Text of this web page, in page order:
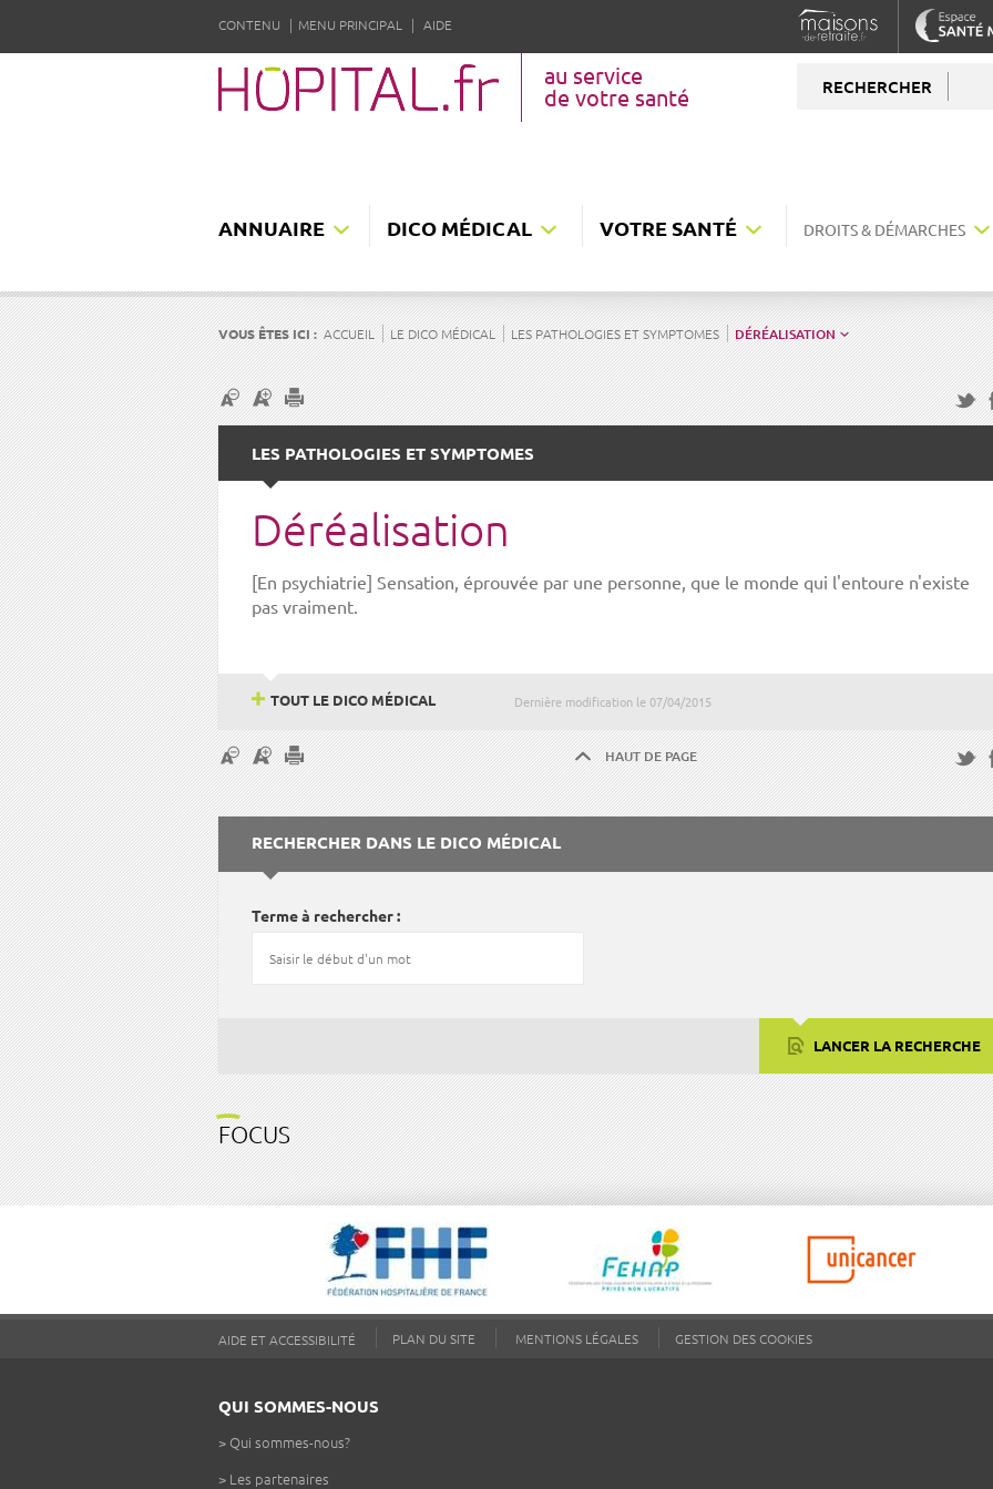
CONTENU MENU PRINCIPAL AIDE
au service
de votre santé
RECHERCHER
ANNUAIRE DICO MÉDICAL VOTRE SANTÉ DROITS & DÉMARCHES
VOUS ÊTES ICI : ACCUEIL LE DICO MÉDICAL LES PATHOLOGIES ET SYMPTOMES DÉRÉALISATION
LES PATHOLOGIES ET SYMPTOMES
Déréalisation
[En psychiatrie] Sensation, éprouvée par une personne, que le monde qui l'entoure n'existe
pas vraiment.
Dernière modification le 07/04/2015
TOUT LE DICO MÉDICAL
HAUT DE PAGE
RECHERCHER DANS LE DICO MÉDICAL
Terme à rechercher
LANCER LA RECHERCHE
FOCUS
AIDE ET ACCESSIBILITÉ PLAN DU SITE MENTIONS LÉGALES GESTION DES COOKIES
QUI SOMMES-NOUS
> Qui sommes-nous?
> Les partenaires